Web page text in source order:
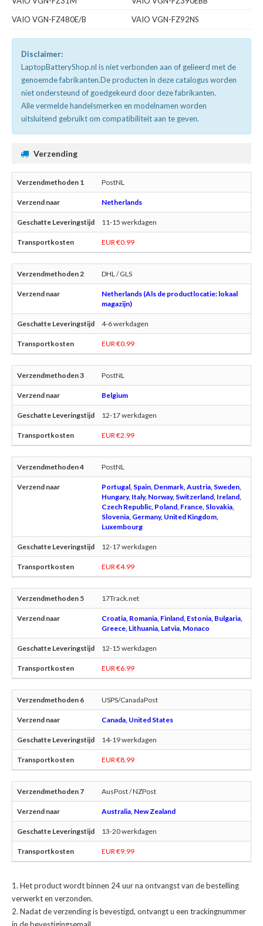
VAIO VGN-FZ480E/B
VAIO VGN-FZ92NS
Disclaimer:
LaptopBatteryShop.nl is niet verbonden aan of gelieerd met de
genoemde fabrikanten.De producten in deze catalogus worden
niet ondersteund of goedgekeurd door deze fabrikanten.
Alle vermelde handelsmerken en modelnamen worden
uitsluitend gebruikt om compatibiliteit aan te geven.
Verzending
PostNL
Netherlands
11-15 werkdagen
EUR €0.99
DHL / GLS
Netherlands (Als de productlocatie: lokaal
magazijn)
4-6 werkdagen
EUR €0.99
PostNL
Belgium
12-17 werkdagen
EUR €2.99
PostNL
Portugal, Spain, Denmark, Austria, Sweden,
Hungary, Italy, Norway, Switzerland, Ireland,
Czech Republic, Poland, France, Slovakia,
Slovenia, Germany, United Kingdom,
Luxembourg
12-17 werkdagen
EUR €4.99
17Track.net
Croatia, Romania, Finland, Estonia, Bulgaria,
Greece, Lithuania, Latvia, Monaco
12-15 werkdagen
EUR €6.99
USPS/CanadaPost
Canada, United States
14-19 werkdagen
EUR €8.99
AusPost / NZPost
Australia, New Zealand
13-20 werkdagen
EUR €9.99
Het product wordt binnen 24 uur na ontvangst van de bestelling
verwerkt en verzonden.
Nadat de verzending is bevestigd, ontvangt u een trackingnummer